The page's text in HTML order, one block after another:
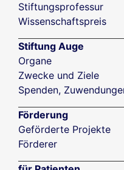
Stiftungsprofessur
Wissenschaftspreis
Stiftung Auge
Organe
Zwecke und Ziele
Spenden,
Förderung
Geförderte Projekte
Förderer